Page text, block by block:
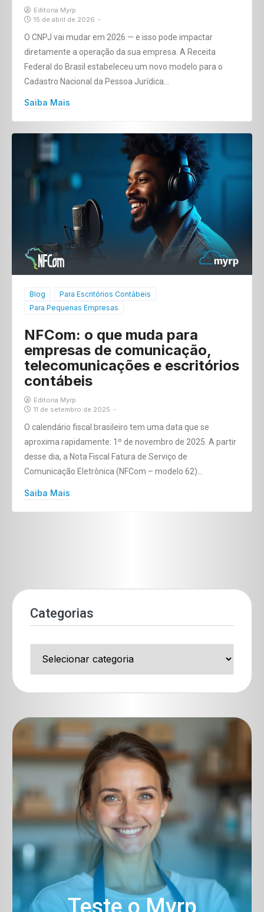
Editoria Myrp
15 de abril de 2026 -
O CNPJ vai mudar em 2026 — e isso pode impactar
diretamente a operação da sua empresa. A Receita
Federal do Brasil estabeleceu um novo modelo para o
Cadastro Nacional da Pessoa Jurídica…
Saiba Mais
Blog
Para Escritórios Contábeis
Para Pequenas Empresas
NFCom: o que muda para
empresas de comunicação,
telecomunicações e escritórios
contábeis
Editoria Myrp
11 de setembro de 2025 -
O calendário fiscal brasileiro tem uma data que se
aproxima rapidamente: 1º de novembro de 2025. A partir
desse dia, a Nota Fiscal Fatura de Serviço de
Comunicação Eletrônica (NFCom – modelo 62)…
Saiba Mais
Categorias
Teste o Myrp